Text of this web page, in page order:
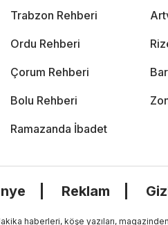
Trabzon Rehberi
Ordu Rehberi
Çorum Rehberi
Bolu Rehberi
Ramazanda İbadet
Reklam
haberleri, köşe yazıları,